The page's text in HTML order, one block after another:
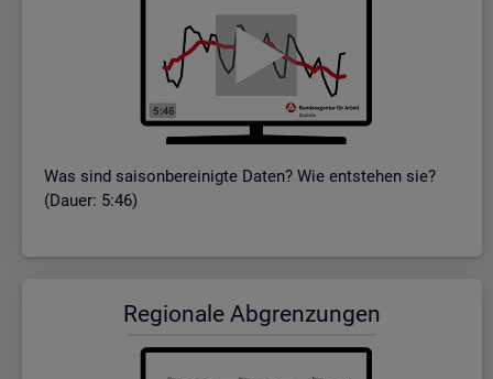
Was sind sai­son­be­rei­nig­te Daten? Wie ent­ste­hen sie?
(Dauer: 5:46)
Re­gio­na­le Ab­gren­zun­gen